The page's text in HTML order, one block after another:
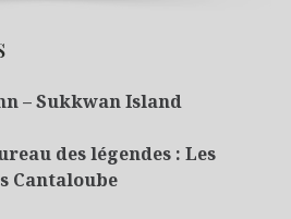
– Sukkwan Island
des légendes : Les
Cantaloube